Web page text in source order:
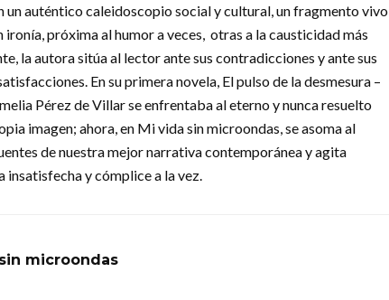
un auténtico caleidoscopio social y cultural, un fragmento vivo
próxima al humor a veces, otras a la causticidad más
la autora sitúa al lector ante sus contradicciones y ante sus
En su primera novela, El pulso de la desmesura –
Pérez de Villar se enfrentaba al eterno y nunca resuelto
imagen; ahora, en Mi vida sin microondas, se asoma al
de nuestra mejor narrativa contemporánea y agita
insatisfecha y cómplice a la vez.
microondas